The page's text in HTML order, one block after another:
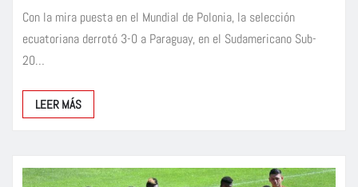
Con la mira puesta en el Mundial de Polonia, la selección
ecuatoriana derrotó 3-0 a Paraguay, en el Sudamericano Sub-
20…
LEER MÁS